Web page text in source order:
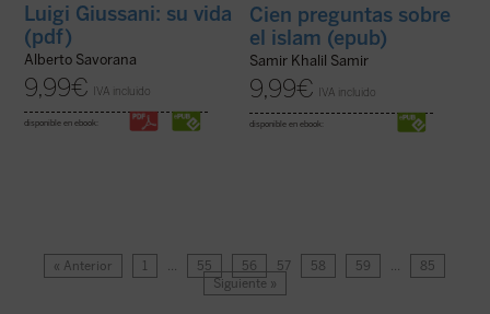
Luigi Giussani: su vida
(pdf)
Alberto Savorana
9,99€ IVA incluido
disponible en ebook:
Cien preguntas sobre
el islam (epub)
Samir Khalil Samir
9,99€ IVA incluido
disponible en ebook:
« Anterior 1 … 55 56 57 58 59 …
85
Siguiente »